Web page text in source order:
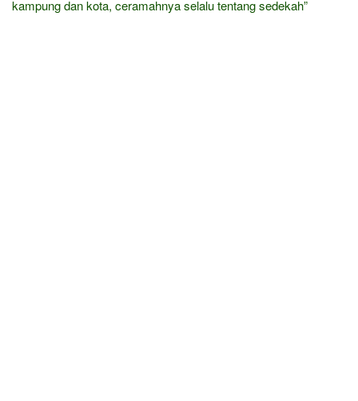
kampung dan kota, ceramahnya selalu tentang sedekah”